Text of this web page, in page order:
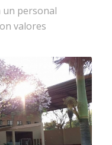
un personal
valores